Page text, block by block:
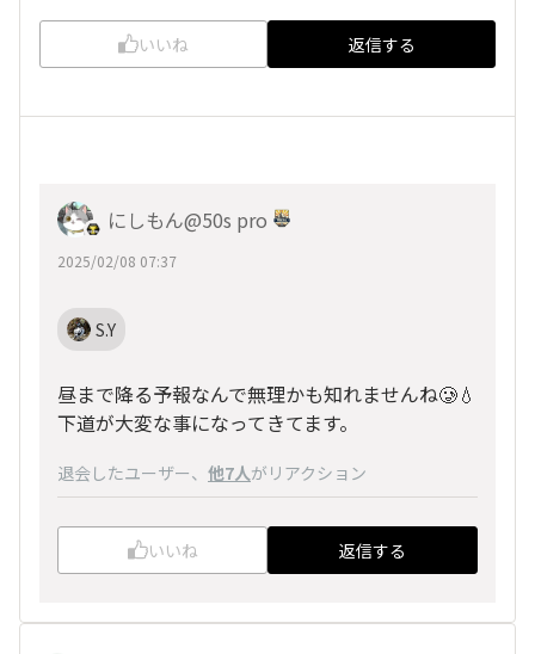
いいね 返信する
にしもん@50s pro
2025/02/08 07:37
S.Y
昼まで降る予報なんで無理かも知れませんね🥲💧
下道が大変な事になってきてます。
退会したユーザー、 他7人がリアクション
いいね 返信する